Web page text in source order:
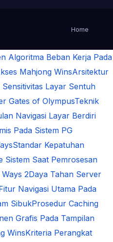
Home
Algoritma Beban Kerja Pada
Mahjong WinsArsitektur
Layar Sentuh
Gates of OlympusTeknik
Navigasi Layar Berdiri
Pada Sistem PG
Standar Kepatuhan
Sistem Saat Pemrosesan
2Daya Tahan Server
Navigasi Utama Pada
SibukProsedur Caching
Grafis Pada Tampilan
WinsKriteria Perangkat